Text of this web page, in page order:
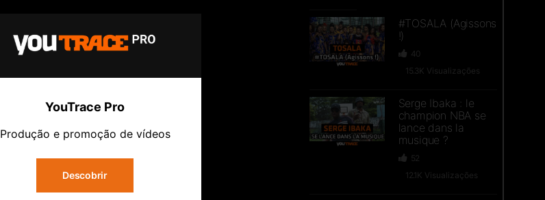
#TOSALA​ (Agissons
!)
40
15.3K Visualizações
Serge Ibaka : le
champion NBA se
lance dans la
musique ?
52
12.1K Visualizações
YouTrace Pro
Produção e promoção de vídeos
Descobrir